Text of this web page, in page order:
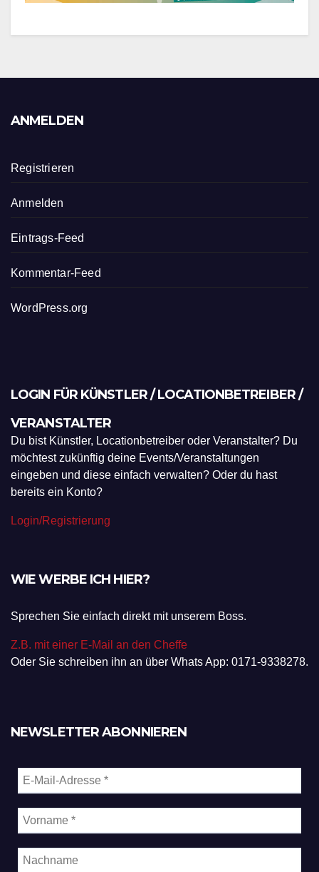
ANMELDEN
Registrieren
Anmelden
Eintrags-Feed
Kommentar-Feed
WordPress.org
LOGIN FÜR KÜNSTLER / LOCATIONBETREIBER /
VERANSTALTER
Du bist Künstler, Locationbetreiber oder Veranstalter? Du
möchtest zukünftig deine Events/Veranstaltungen
eingeben und diese einfach verwalten? Oder du hast
bereits ein Konto?
Login/Registrierung
WIE WERBE ICH HIER?
Sprechen Sie einfach direkt mit unserem Boss.
Z.B. mit einer E-Mail an den Cheffe
Oder Sie schreiben ihn an über Whats App: 0171-9338278.
NEWSLETTER ABONNIEREN